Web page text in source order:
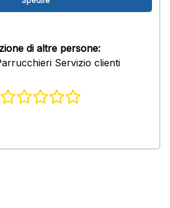
di altre persone:
Servizio clienti